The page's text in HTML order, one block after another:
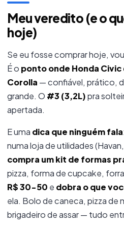
Meu veredito (e o
hoje)
Se eu fosse comprar hoje,
É o ponto onde Honda
Corolla — confiável, prático,
grande. O #3 (3,2L)pra
apertada.
E uma dica que ninguém fala
numa loja de utilidades
compra um kit de formas
pizza, forma de cupcake,
R$ 30-50 e dobra o que
ela. Bolo de caneca, pizza de
brigadeiro de assar — tudo